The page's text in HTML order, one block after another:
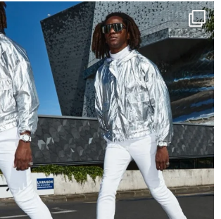
Happy Streetparade everybody
Music in...
9
1